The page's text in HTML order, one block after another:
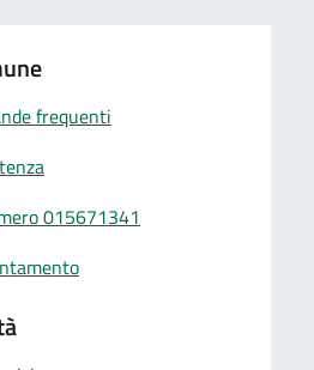
frequenti
015671341